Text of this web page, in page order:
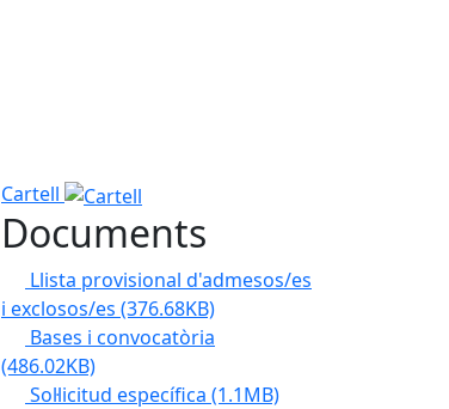
Cartell
Documents
Llista provisional d'admesos/es
i exclosos/es (376.68KB)
Bases i convocatòria
(486.02KB)
Sol·licitud específica (1.1MB)